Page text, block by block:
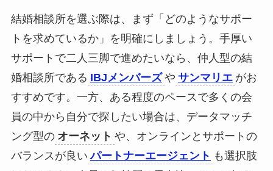
結婚相談所を選ぶ際は、まず「どのようなサポー
トを求めているか」を明確にしましょう。手厚い
サポートで二人三脚で進めたいなら、仲人型の結
婚相談所である IBJメンバーズ や サンマリエ がお
すすめです。一方、ある程度のペースで多くの会
員の中から自分で探したい場合は、データマッチ
ング型の オーネット や、オンラインとサポートの
バランスが良い パートナーエージェント も選択肢